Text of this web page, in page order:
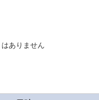
ありません